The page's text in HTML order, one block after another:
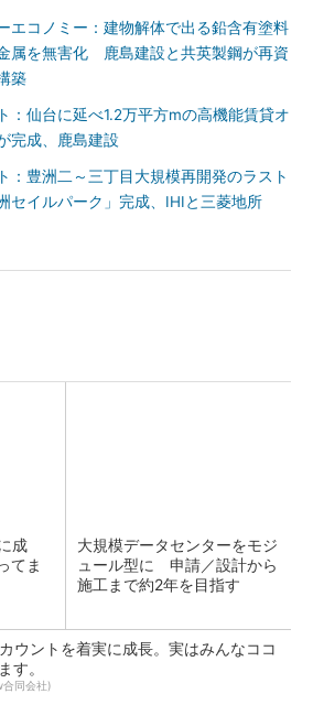
エコノミー：建物解体で出る鉛含有塗料
属を無害化 鹿島建設と共英製鋼が再資
築
：仙台に延べ1.2万平方mの高機能賃貸オ
完成、鹿島建設
：豊洲二～三丁目大規模再開発のラスト
セイルパーク」完成、IHIと三菱地所
成
てま
大規模データセンターをモジ
ュール型に 申請／設計から
施工まで約2年を目指す
ウントを着実に成長。実はみんなココ
す。
合同会社)